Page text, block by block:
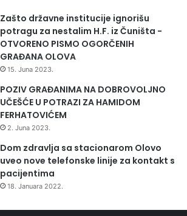
Zašto državne institucije ignorišu
potragu za nestalim H.F. iz Čuništa -
OTVORENO PISMO OGORČENIH
GRAĐANA OLOVA
15. Juna 2023.
POZIV GRAĐANIMA NA DOBROVOLJNO
UČEŠĆE U POTRAZI ZA HAMIDOM
FERHATOVIĆEM
2. Juna 2023.
Dom zdravlja sa stacionarom Olovo
uveo nove telefonske linije za kontakt s
pacijentima
18. Januara 2022.